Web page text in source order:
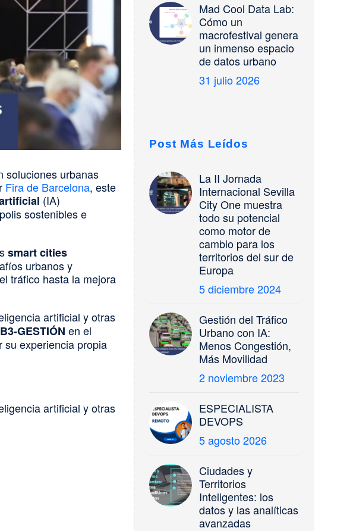
soluciones urbanas
Fira de Barcelona, este
(IA)
sostenibles e
smart cities
urbanos y
tráfico hasta la mejora
artificial y otras
GESTIÓN en el
su experiencia propia
artificial y otras
Mad Cool Data Lab:
Cómo un
macrofestival genera
un inmenso espacio
de datos urbano
31 julio 2026
Post Más Leídos
La II Jornada
Internacional Sevilla
City One muestra
todo su potencial
como motor de
cambio para los
territorios del sur de
Europa
5 diciembre 2024
Gestión del Tráfico
Urbano con IA:
Menos Congestión,
Más Movilidad
2 noviembre 2023
ESPECIALISTA
DEVOPS
5 agosto 2026
Ciudades y
Territorios
Inteligentes: los
datos y las analíticas
avanzadas